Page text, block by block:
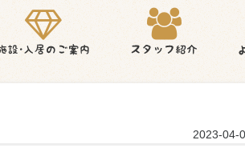
2023-04-